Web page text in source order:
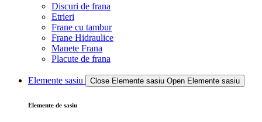
Discuri de frana
Etrieri
Frane cu tambur
Frane Hidraulice
Manete Frana
Placute de frana
Elemente sasiu Close Elemente sasiu Open Elemente sasiu
Elemente de sasiu